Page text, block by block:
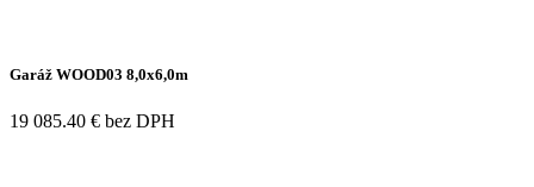
Garáž WOOD03 8,0x6,0m
19 085.40 € bez DPH